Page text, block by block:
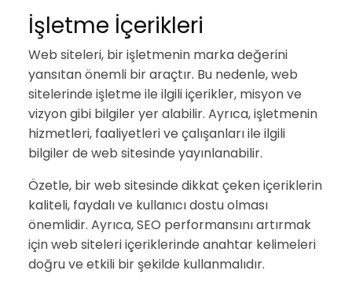
İşletme İçerikleri
Web siteleri, bir işletmenin marka değerini
yansıtan önemli bir araçtır. Bu nedenle, web
sitelerinde işletme ile ilgili içerikler, misyon ve
vizyon gibi bilgiler yer alabilir. Ayrıca, işletmenin
hizmetleri, faaliyetleri ve çalışanları ile ilgili
bilgiler de web sitesinde yayınlanabilir.
Özetle, bir web sitesinde dikkat çeken içeriklerin
kaliteli, faydalı ve kullanıcı dostu olması
önemlidir. Ayrıca, SEO performansını artırmak
için web siteleri içeriklerinde anahtar kelimeleri
doğru ve etkili bir şekilde kullanmalıdır.